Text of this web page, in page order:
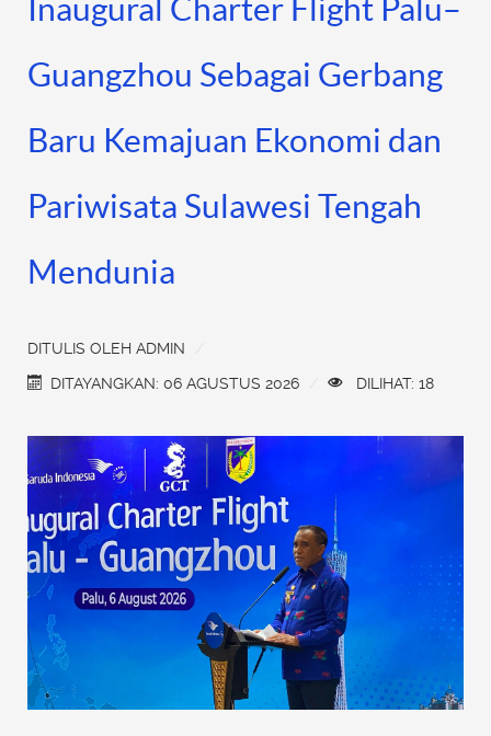
Inaugural Charter Flight Palu–
Guangzhou Sebagai Gerbang
Baru Kemajuan Ekonomi dan
Pariwisata Sulawesi Tengah
Mendunia
DITULIS OLEH ADMIN
DITAYANGKAN: 06 AGUSTUS 2026
DILIHAT: 18